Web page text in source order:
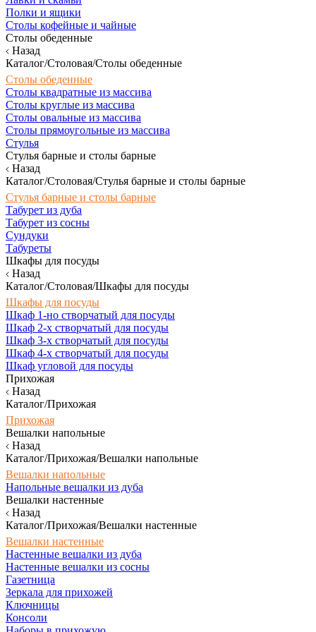
Полки и ящики
Столы кофейные и чайные
Столы обеденные
Назад
Каталог/Столовая/Столы обеденные
Столы обеденные
Столы квадратные из массива
Столы круглые из массива
Столы овальные из массива
Столы прямоугольные из массива
Стулья
Стулья барные и столы барные
Назад
Каталог/Столовая/Стулья барные и столы барные
Стулья барные и столы барные
Табурет из дуба
Табурет из сосны
Сундуки
Табуреты
Шкафы для посуды
Назад
Каталог/Столовая/Шкафы для посуды
Шкафы для посуды
Шкаф 1-но створчатый для посуды
Шкаф 2-х створчатый для посуды
Шкаф 3-х створчатый для посуды
Шкаф 4-х створчатый для посуды
Шкаф угловой для посуды
Прихожая
Назад
Каталог/Прихожая
Прихожая
Вешалки напольные
Назад
Каталог/Прихожая/Вешалки напольные
Вешалки напольные
Напольные вешалки из дуба
Вешалки настенные
Назад
Каталог/Прихожая/Вешалки настенные
Вешалки настенные
Настенные вешалки из дуба
Настенные вешалки из сосны
Газетница
Зеркала для прихожей
Ключницы
Консоли